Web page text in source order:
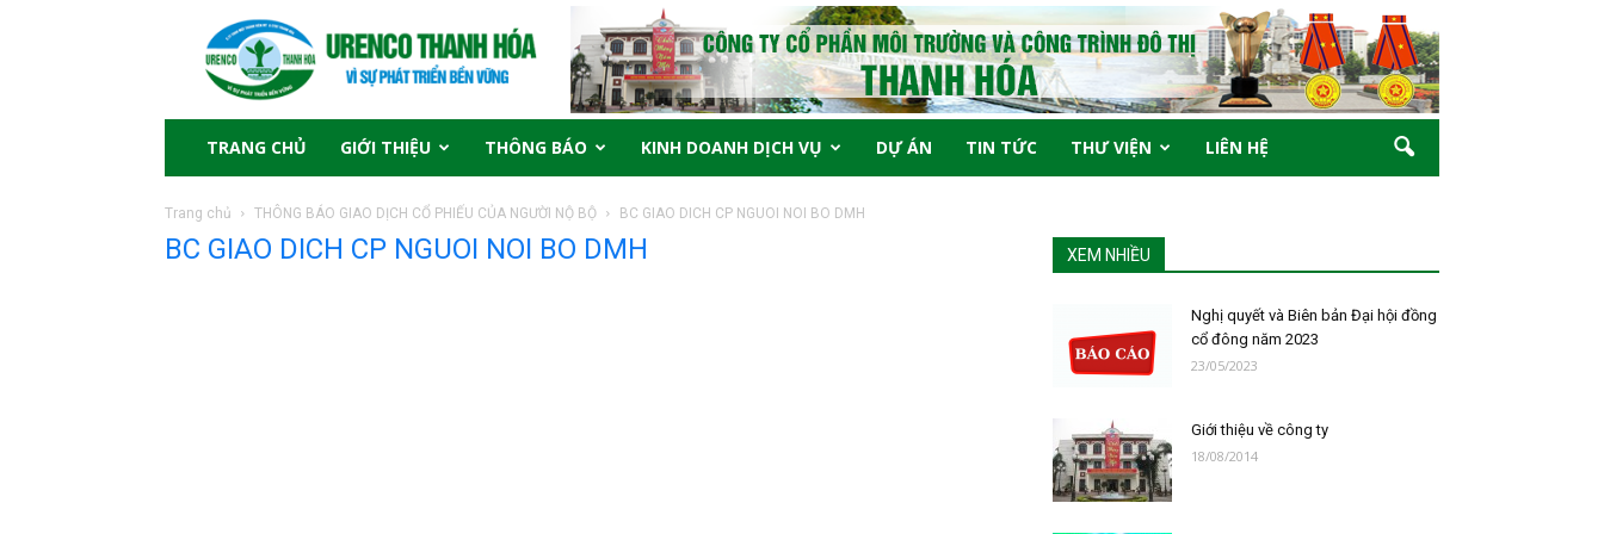
TRANG CHỦ GIỚI THIỆU THÔNG BÁO KINH DOANH DỊCH VỤ DỰ ÁN TIN TỨC THƯ VIỆN LIÊN HỆ
Trang chủ THÔNG BÁO GIAO DỊCH CỔ PHIẾU CỦA NGƯỜI NỘ BỘ BC GIAO DICH CP NGUOI NOI BO DMH
BC GIAO DICH CP NGUOI NOI BO DMH XEM NHIỀU
Nghị quyết và Biên bản Đại hội đồng
cổ đông năm 2023
23/05/2023
Giới thiệu về công ty
18/08/2014